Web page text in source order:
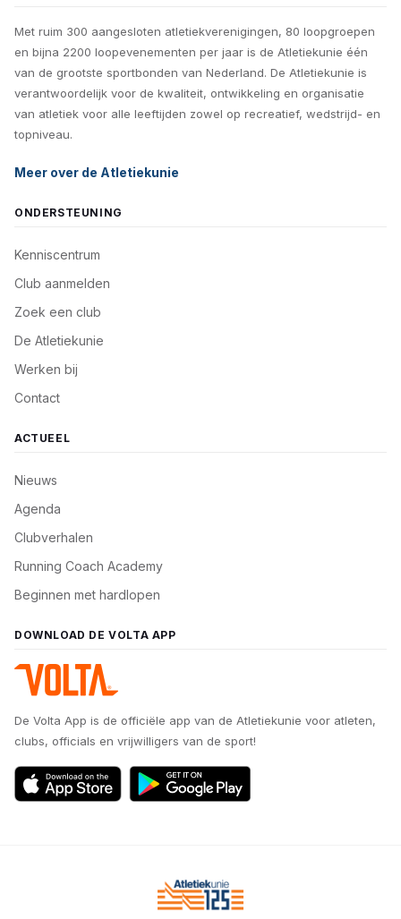
Met ruim 300 aangesloten atletiekverenigingen, 80 loopgroepen
en bijna 2200 loopevenementen per jaar is de Atletiekunie één
van de grootste sportbonden van Nederland. De Atletiekunie is
verantwoordelijk voor de kwaliteit, ontwikkeling en organisatie
van atletiek voor alle leeftijden zowel op recreatief, wedstrijd- en
topniveau.
Meer over de Atletiekunie
ONDERSTEUNING
Kenniscentrum
Club aanmelden
Zoek een club
De Atletiekunie
Werken bij
Contact
ACTUEEL
Nieuws
Agenda
Clubverhalen
Running Coach Academy
Beginnen met hardlopen
DOWNLOAD DE VOLTA APP
De Volta App is de officiële app van de Atletiekunie voor atleten,
clubs, officials en vrijwilligers van de sport!